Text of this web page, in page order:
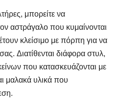
μπορείτε να
αστράγαλο που κυμαίνονται
κλείσιμο με πόρπη για να
Διατίθενται διάφορα στυλ,
που κατασκευάζονται με
μαλακά υλικά που